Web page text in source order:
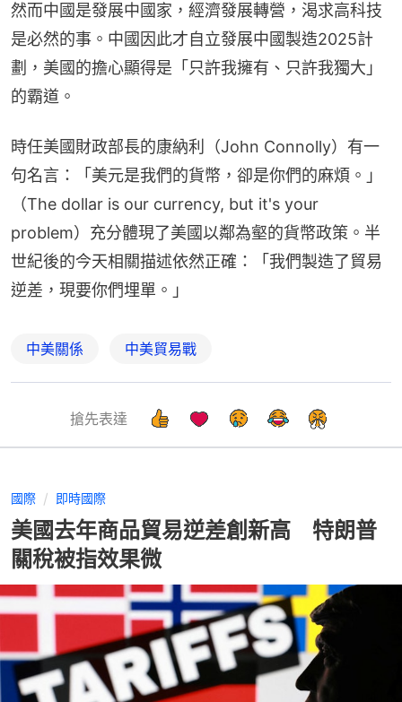
然而中國是發展中國家，經濟發展轉營，渴求高科技
是必然的事。中國因此才自立發展中國製造2025計
劃，美國的擔心顯得是「只許我擁有、只許我獨大」
的霸道。
時任美國財政部長的康納利（John Connolly）有一
句名言：「美元是我們的貨幣，卻是你們的麻煩。」
（The dollar is our currency, but it's your
problem）充分體現了美國以鄰為壑的貨幣政策。半
世紀後的今天相關描述依然正確：「我們製造了貿易
逆差，現要你們埋單。​」
中美關係 中美貿易戰
搶先表達
國際 即時國際
美國去年商品貿易逆差創新高 特朗普
關稅被指效果微